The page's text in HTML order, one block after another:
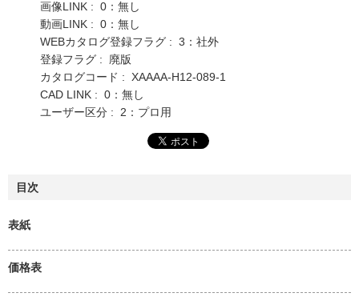
画像LINK : 0：無し
動画LINK : 0：無し
WEBカタログ登録フラグ : 3：社外
登録フラグ : 廃版
カタログコード : XAAAA-H12-089-1
CAD LINK : 0：無し
ユーザー区分 : 2：プロ用
目次
表紙
価格表